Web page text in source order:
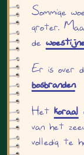
Sommige
groter.
de
Er is over
bosbranden.
Het koraal
van het
volledig te